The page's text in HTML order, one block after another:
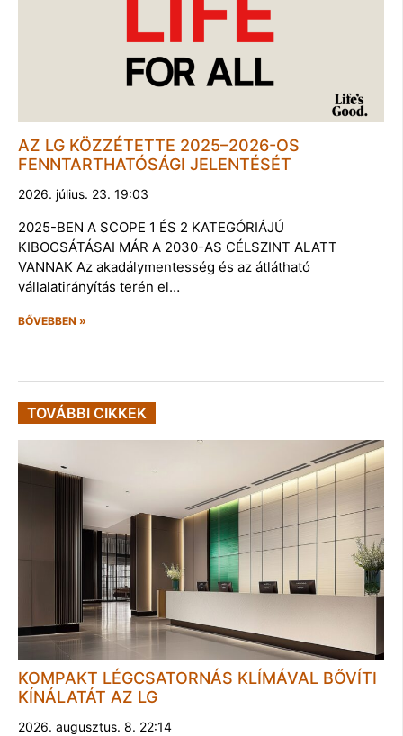
AZ LG KÖZZÉTETTE 2025–2026-OS
FENNTARTHATÓSÁGI JELENTÉSÉT
2026. július. 23. 19:03
2025-BEN A SCOPE 1 ÉS 2 KATEGÓRIÁJÚ
KIBOCSÁTÁSAI MÁR A 2030-AS CÉLSZINT ALATT
VANNAK Az akadálymentesség és az átlátható
vállalatirányítás terén el…
BŐVEBBEN »
TOVÁBBI CIKKEK
KOMPAKT LÉGCSATORNÁS KLÍMÁVAL BŐVÍTI
KÍNÁLATÁT AZ LG
2026. augusztus. 8. 22:14